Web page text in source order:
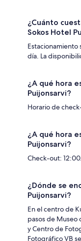
¿Cuánto
Sokos Hotel
Estacionamiento
día. La
¿A qué hora
Puijonsarvi?
Horario de
¿A qué hora
Puijonsarvi?
Check-out: 12:00.
¿Dónde se
Puijonsarvi?
En el centro de
pasos de Museo
y Centro de
Fotográfico VB